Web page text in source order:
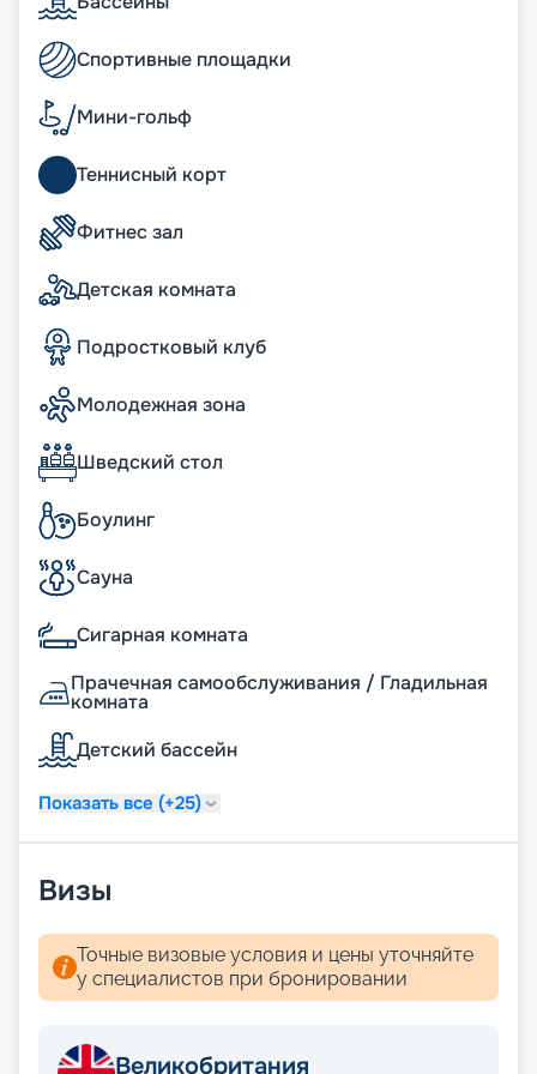
план корабля, фото, описание, схемы,
расписание и маршруты лайнера, читайте
отзывы, узнавайте цену и оформляйте путевку.
Ждем вас на борту.
Спортивные площадки
Мини-гольф
Теннисный корт
Фитнес зал
Детская комната
Подростковый клуб
Молодежная зона
Шведский стол
Боулинг
Сауна
Сигарная комната
Прачечная самообслуживания / Гладильная
комната
Детский бассейн
Показать все (+25)
Визы
Точные визовые условия и цены уточняйте
у специалистов при бронировании
Великобритания